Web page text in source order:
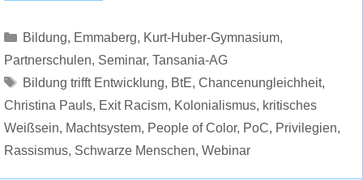
Kategorien
Bildung, Emmaberg, Kurt-Huber-Gymnasium,
Partnerschulen, Seminar, Tansania-AG
Schlagwörter
Bildung trifft Entwicklung, BtE, Chancenungleichheit,
Christina Pauls, Exit Racism, Kolonialismus, kritisches
Weißsein, Machtsystem, People of Color, PoC, Privilegien,
Rassismus, Schwarze Menschen, Webinar